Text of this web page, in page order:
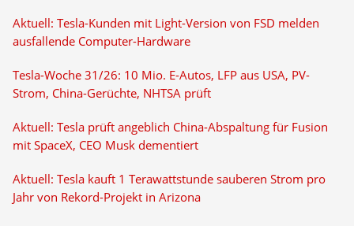
Aktuell: Tesla-Kunden mit Light-Version von FSD melden
ausfallende Computer-Hardware
Tesla-Woche 31/26: 10 Mio. E-Autos, LFP aus USA, PV-
Strom, China-Gerüchte, NHTSA prüft
Aktuell: Tesla prüft angeblich China-Abspaltung für Fusion
mit SpaceX, CEO Musk dementiert
Aktuell: Tesla kauft 1 Terawattstunde sauberen Strom pro
Jahr von Rekord-Projekt in Arizona